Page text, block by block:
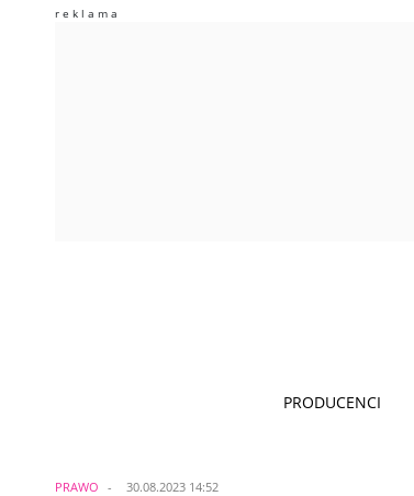
PRODUCENCI
PRAWO 30.08.2023 14:52